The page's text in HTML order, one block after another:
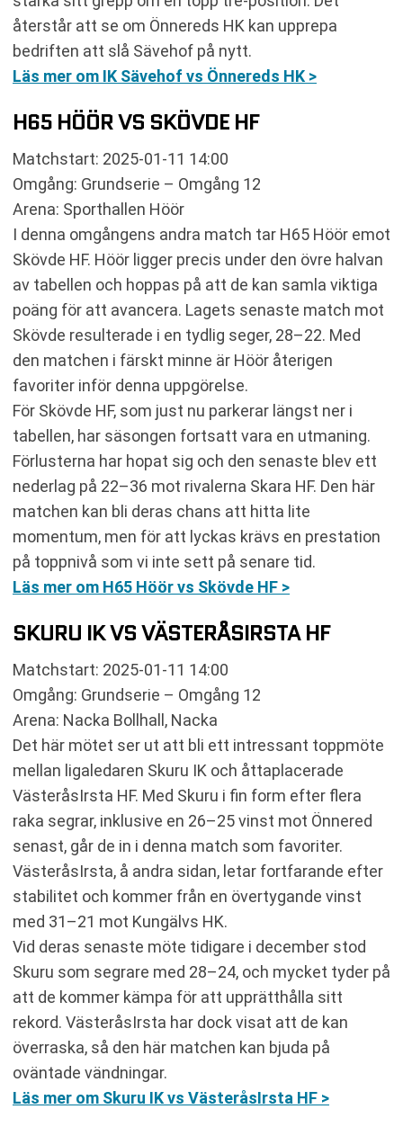
återstår att se om Önnereds HK kan upprepa
bedriften att slå Sävehof på nytt.
Läs mer om IK Sävehof vs Önnereds HK >
H65 HÖÖR VS SKÖVDE HF
Matchstart: 2025-01-11 14:00
Omgång: Grundserie – Omgång 12
Arena: Sporthallen Höör
I denna omgångens andra match tar H65 Höör emot
Skövde HF. Höör ligger precis under den övre halvan
av tabellen och hoppas på att de kan samla viktiga
poäng för att avancera. Lagets senaste match mot
Skövde resulterade i en tydlig seger, 28–22. Med
den matchen i färskt minne är Höör återigen
favoriter inför denna uppgörelse.
För Skövde HF, som just nu parkerar längst ner i
tabellen, har säsongen fortsatt vara en utmaning.
Förlusterna har hopat sig och den senaste blev ett
nederlag på 22–36 mot rivalerna Skara HF. Den här
matchen kan bli deras chans att hitta lite
momentum, men för att lyckas krävs en prestation
på toppnivå som vi inte sett på senare tid.
Läs mer om H65 Höör vs Skövde HF >
SKURU IK VS VÄSTERÅSIRSTA HF
Matchstart: 2025-01-11 14:00
Omgång: Grundserie – Omgång 12
Arena: Nacka Bollhall, Nacka
Det här mötet ser ut att bli ett intressant toppmöte
mellan ligaledaren Skuru IK och åttaplacerade
VästeråsIrsta HF. Med Skuru i fin form efter flera
raka segrar, inklusive en 26–25 vinst mot Önnered
senast, går de in i denna match som favoriter.
VästeråsIrsta, å andra sidan, letar fortfarande efter
stabilitet och kommer från en övertygande vinst
med 31–21 mot Kungälvs HK.
Vid deras senaste möte tidigare i december stod
Skuru som segrare med 28–24, och mycket tyder på
att de kommer kämpa för att upprätthålla sitt
rekord. VästeråsIrsta har dock visat att de kan
överraska, så den här matchen kan bjuda på
oväntade vändningar.
Läs mer om Skuru IK vs VästeråsIrsta HF >